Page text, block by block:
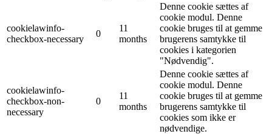
cookielawinfo-
checkbox-necessary
0
11
months
Denne cookie sættes af
cookie modul. Denne
cookie bruges til at gemme
brugerens samtykke til
cookies i kategorien
"Nødvendig".
cookielawinfo-
checkbox-non-
necessary
0
11
months
Denne cookie sættes af
cookie modul. Denne
cookie bruges til at gemme
brugerens samtykke til
cookies som ikke er
nødvendige.